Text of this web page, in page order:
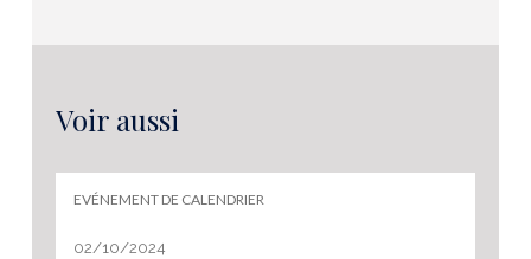
Voir aussi
EVÉNEMENT DE CALENDRIER
02/10/2024